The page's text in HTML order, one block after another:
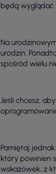
będą wyglądać
Na
urodzin.
spośród wielu
Jeśli chcesz,
Pamiętaj
który powinien
wskazówek, z